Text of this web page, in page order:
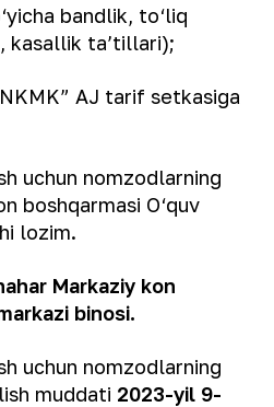
bandlik, to‘liq
kasallik taʼtillari);
AJ tarif setkasiga
uchun nomzodlarning
boshqarmasi O‘quv
lozim.
Markaziy kon
binosi.
uchun nomzodlarning
muddati 2023-yil 9-